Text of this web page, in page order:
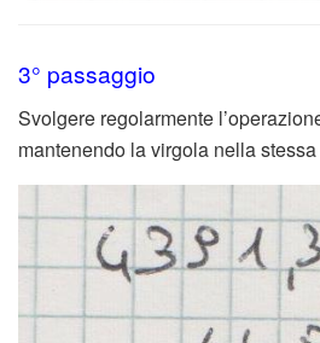
3° passaggio
Svolgere regolarmente
mantenendo la virgola nella